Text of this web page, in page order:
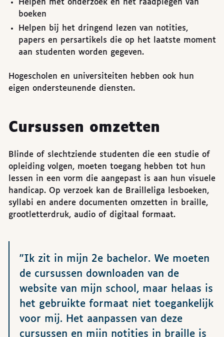
Helpen met onderzoek en het raadplegen van
boeken
Helpen bij het dringend lezen van notities,
papers en persartikels die op het laatste moment
aan studenten worden gegeven.
Hogescholen en universiteiten hebben ook hun
eigen ondersteunende diensten.
Cursussen omzetten
Blinde of slechtziende studenten die een studie of
opleiding volgen, moeten toegang hebben tot hun
lessen in een vorm die aangepast is aan hun visuele
handicap. Op verzoek kan de Brailleliga lesboeken,
syllabi en andere documenten omzetten in braille,
grootletterdruk, audio of digitaal formaat.
"Ik zit in mijn 2e bachelor. We moeten
de cursussen downloaden van de
website van mijn school, maar helaas is
het gebruikte formaat niet toegankelijk
voor mij. Het aanpassen van deze
cursussen en mijn notities in braille is